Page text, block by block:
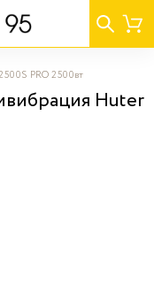
PRO 2500вт
Huter